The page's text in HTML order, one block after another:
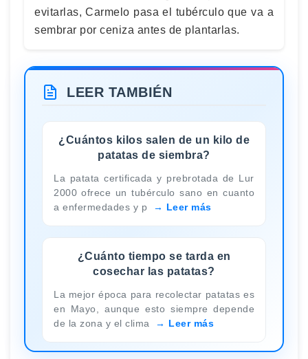
evitarlas, Carmelo pasa el tubérculo que va a
sembrar por ceniza antes de plantarlas.
LEER TAMBIÉN
¿Cuántos kilos salen de un kilo de
patatas de siembra?
La patata certificada y prebrotada de Lur
2000 ofrece un tubérculo sano en cuanto
a enfermedades y p
Leer más
¿Cuánto tiempo se tarda en
cosechar las patatas?
La mejor época para recolectar patatas es
en Mayo, aunque esto siempre depende
de la zona y el clima
Leer más